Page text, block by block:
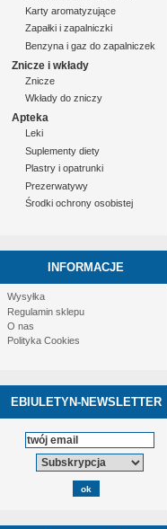
Karty aromatyzujące
Zapałki i zapalniczki
Benzyna i gaz do zapalniczek
Znicze i wkłady
Znicze
Wkłady do zniczy
Apteka
Leki
Suplementy diety
Plastry i opatrunki
Prezerwatywy
Środki ochrony osobistej
INFORMACJE
Wysyłka
Regulamin sklepu
O nas
Polityka Cookies
EBIULETYN-NEWSLETTER